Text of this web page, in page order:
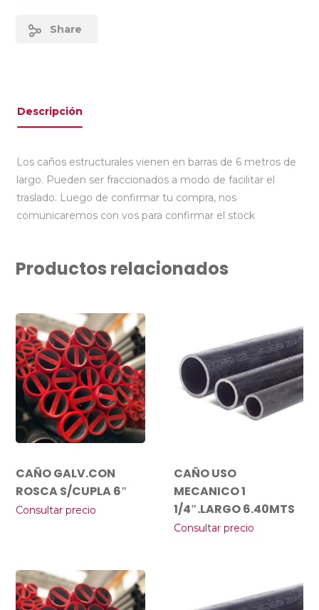
Share
Descripción
Los caños estructurales vienen en barras de 6 metros de
largo. Pueden ser fraccionados a modo de facilitar el
traslado. Luego de confirmar tu compra, nos
comunicaremos con vos para confirmar el stock
Productos relacionados
CAÑO GALV.CON
ROSCA S/CUPLA 6″
Consultar precio
CAÑO USO
MECANICO 1
1/4″.LARGO 6.40MTS
Consultar precio